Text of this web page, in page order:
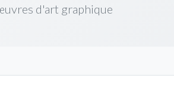
d'art graphique